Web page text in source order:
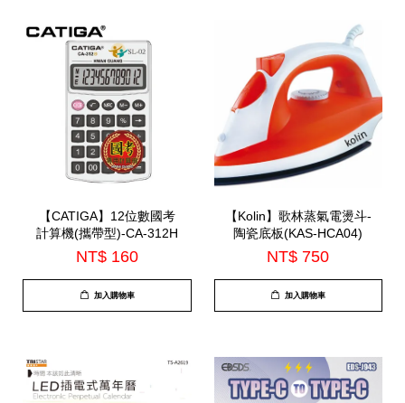
【CATIGA】12位數國考
計算機(攜帶型)-CA-312H
NT$ 160
加入購物車
【Kolin】歌林蒸氣電燙斗-
陶瓷底板(KAS-HCA04)
NT$ 750
加入購物車